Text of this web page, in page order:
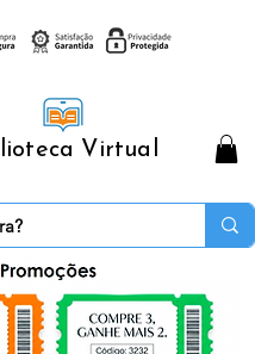
Virtual